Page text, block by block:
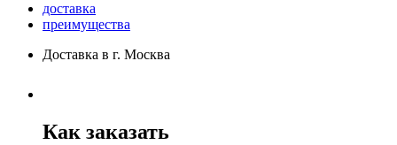
доставка
преимущества
Доставка в г. Москва
Как заказать